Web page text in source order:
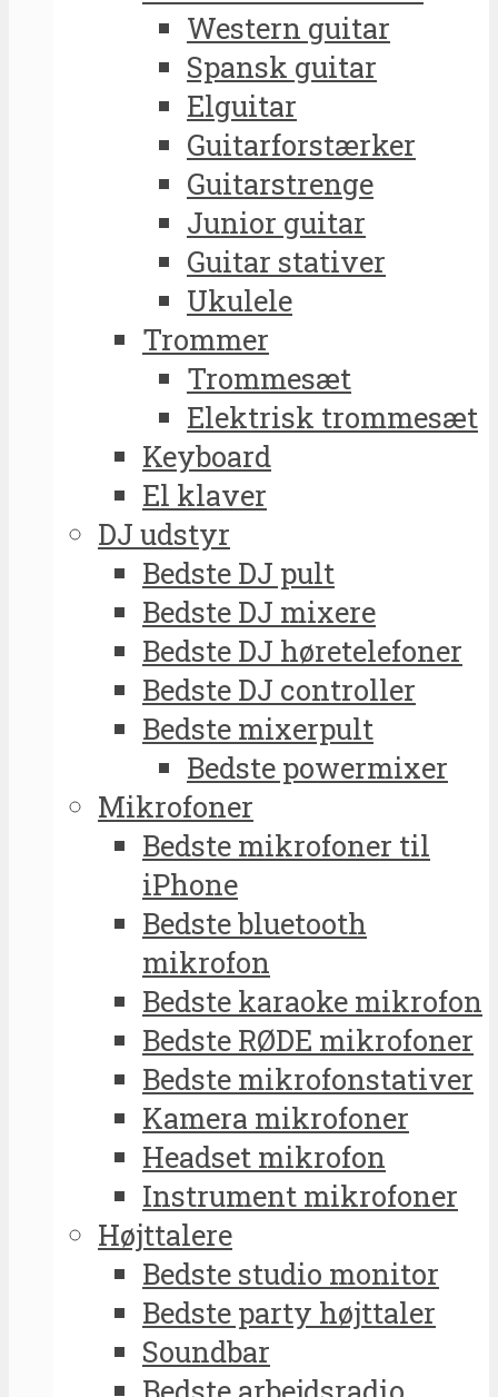
Western guitar
Spansk guitar
Elguitar
Guitarforstærker
Guitarstrenge
Junior guitar
Guitar stativer
Ukulele
Trommer
Trommesæt
Elektrisk trommesæt
Keyboard
El klaver
DJ udstyr
Bedste DJ pult
Bedste DJ mixere
Bedste DJ høretelefoner
Bedste DJ controller
Bedste mixerpult
Bedste powermixer
Mikrofoner
Bedste mikrofoner til
iPhone
Bedste bluetooth
mikrofon
Bedste karaoke mikrofon
Bedste RØDE mikrofoner
Bedste mikrofonstativer
Kamera mikrofoner
Headset mikrofon
Instrument mikrofoner
Højttalere
Bedste studio monitor
Bedste party højttaler
Soundbar